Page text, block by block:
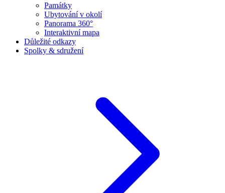
Památky
Ubytování v okolí
Panorama 360°
Interaktivní mapa
Důležité odkazy
Spolky & sdružení